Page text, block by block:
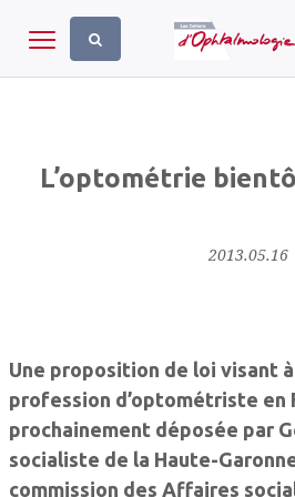
Toggle navigation
L’optométrie
2013.05.16
Une proposition de loi visant
profession d’optométriste en
prochainement déposée par
socialiste de la Haute-
commission des Affaires
Panneau de gestion des cookies